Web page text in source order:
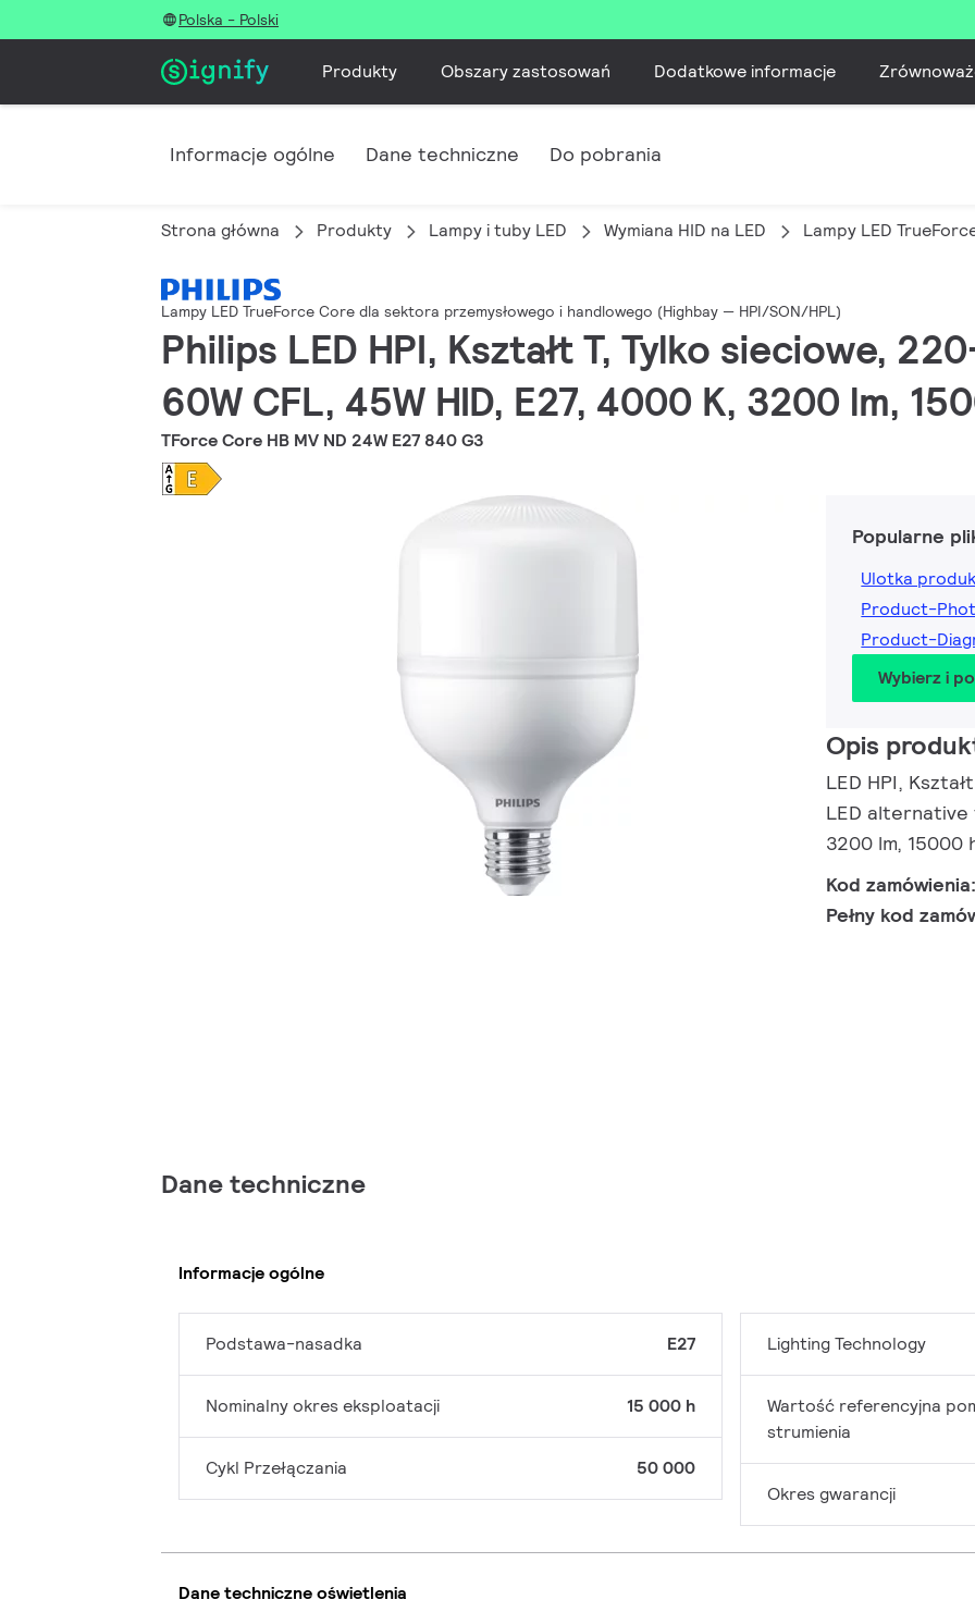
Polska - Polski
Produkty Obszary zastosowań Dodatkowe informacje
Informacje ogólne Dane techniczne Do pobrania
Strona główna Produkty Lampy i tuby LED Wymiana HID na LED Lampy LED
Lampy LED TrueForce Core dla sektora przemysłowego i handlowego (Highbay — HPI/SON/HPL)
Philips LED HPI, Kształt T, Tylko sieciowe,
60W CFL, 45W HID, E27, 4000 K, 3200 lm,
TForce Core HB MV ND 24W E27 840 G3
Popularne
Ulotka
Product-
Product-
Wybierz i
Opis
LED HPI,
LED alternative
3200 lm, 15000
Kod zamówienia:
Pełny kod
Dane techniczne
Informacje ogólne
Podstawa-nasadka E27
Nominalny okres eksploatacji 15 000 h
Cykl Przełączania 50 000
Lighting Technology
Wartość referencyjna
strumienia
Okres gwarancji
Dane techniczne oświetlenia